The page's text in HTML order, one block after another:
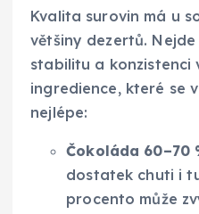
Kvalita surovin má u
většiny dezertů.
stabilitu a konzistenci
ingredience, které se
nejlépe:
Čokoláda 60–70
dostatek chuti i
procento může